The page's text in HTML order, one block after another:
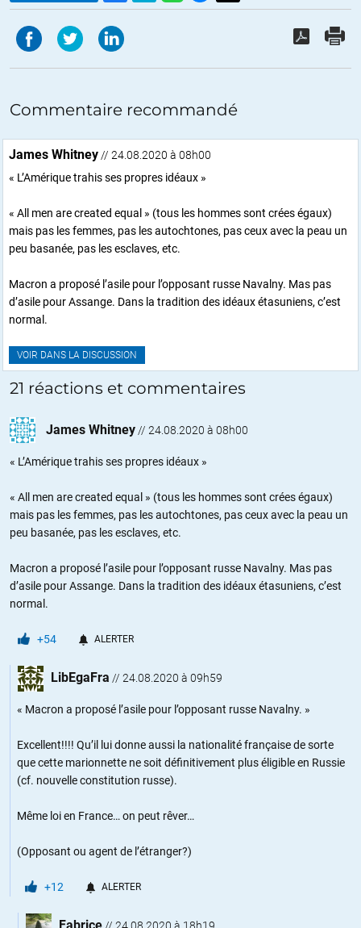
Commentaire recommandé
James Whitney// 24.08.2020 à 08h00
« L’Amérique trahis ses propres idéaux »
« All men are created equal » (tous les hommes sont crées égaux)
mais pas les femmes, pas les autochtones, pas ceux avec la peau un
peu basanée, pas les esclaves, etc.
Macron a proposé l’asile pour l’opposant russe Navalny. Mas pas
d’asile pour Assange. Dans la tradition des idéaux étasuniens, c’est
normal.
VOIR DANS LA DISCUSSION
21 réactions et commentaires
James Whitney// 24.08.2020 à 08h00
« L’Amérique trahis ses propres idéaux »
« All men are created equal » (tous les hommes sont crées égaux)
mais pas les femmes, pas les autochtones, pas ceux avec la peau un
peu basanée, pas les esclaves, etc.
Macron a proposé l’asile pour l’opposant russe Navalny. Mas pas
d’asile pour Assange. Dans la tradition des idéaux étasuniens, c’est
normal.
+54 ALERTER
LibEgaFra // 24.08.2020 à 09h59
« Macron a proposé l’asile pour l’opposant russe Navalny. »
Excellent!!!! Qu’il lui donne aussi la nationalité française de sorte
que cette marionnette ne soit définitivement plus éligible en Russie
(cf. nouvelle constitution russe).
Même loi en France… on peut rêver…
(Opposant ou agent de l’étranger?)
+12 ALERTER